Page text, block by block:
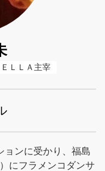
ＬＬＡ主宰
ョンに受かり、福島
にフラメンコダンサ